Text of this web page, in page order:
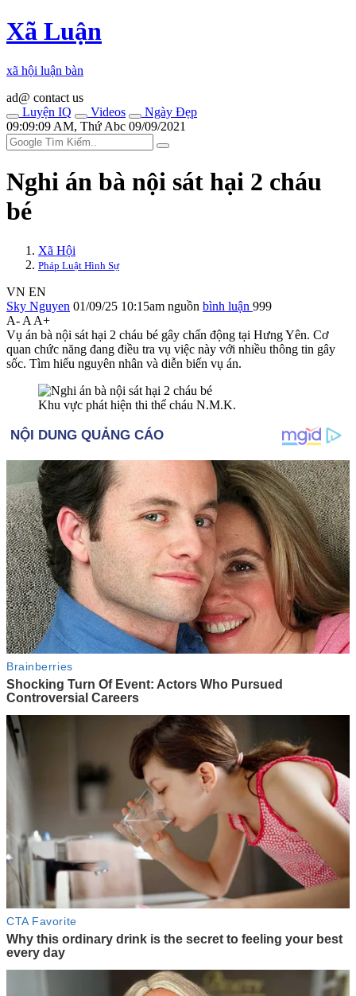
Xã Luận
xã hội luận bàn
ad@ contact us
Luyện IQ
Videos
Ngày Đẹp
09:09:09 AM, Thứ Abc 09/09/2021
Nghi án bà nội sát hại 2 cháu
bé
Xã Hội
Pháp Luật Hình Sự
VN EN
Sky Nguyen 01/09/25 10:15am nguồn bình luận 999
A- A A+
Vụ án bà nội sát hại 2 cháu bé gây chấn động tại Hưng Yên. Cơ
quan chức năng đang điều tra vụ việc này với nhiều thông tin gây
sốc. Tìm hiểu nguyên nhân và diễn biến vụ án.
Khu vực phát hiện th‌i th‌ể cháu N.M.K.